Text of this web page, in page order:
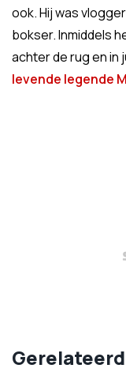
ook. Hij was
bokser. Inmiddels
achter de rug en in
levende legende